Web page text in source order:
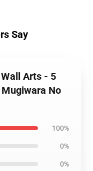
Say
Arts - 5
No
100%
0%
0%